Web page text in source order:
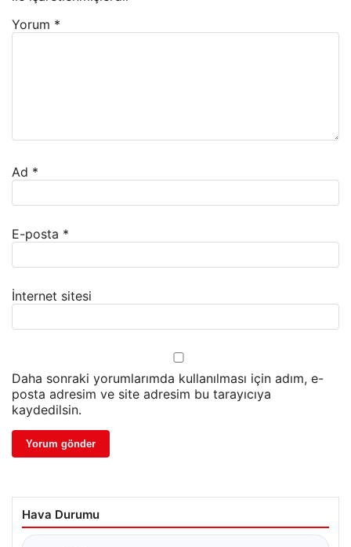
Yorum *
Ad *
E-posta *
İnternet sitesi
Daha sonraki yorumlarımda kullanılması için adım, e-
posta adresim ve site adresim bu tarayıcıya
kaydedilsin.
Hava Durumu